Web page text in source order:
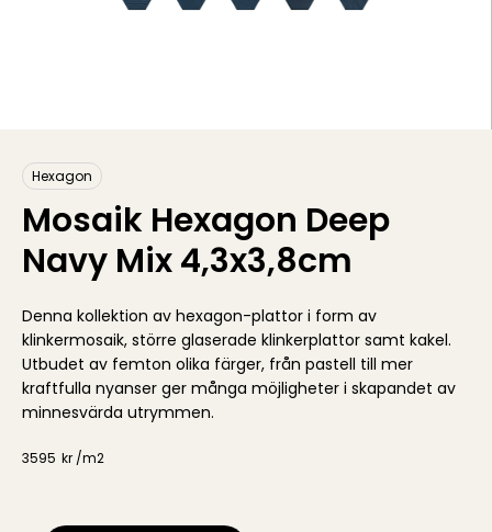
Hexagon
Mosaik Hexagon Deep
Navy Mix 4,3x3,8cm
Denna kollektion av hexagon-plattor i form av
klinkermosaik, större glaserade klinkerplattor samt kakel.
Utbudet av femton olika färger, från pastell till mer
kraftfulla nyanser ger många möjligheter i skapandet av
minnesvärda utrymmen.
3595 kr /m2